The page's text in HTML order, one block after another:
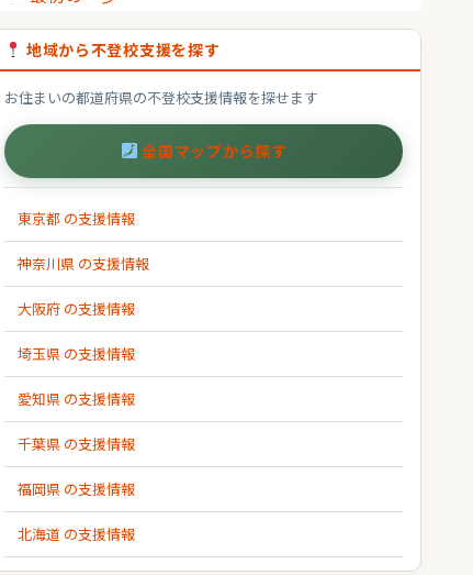
地域から不登校支援を探す
お住まいの都道府県の不登校支援情報を探せます
全国マップから探す
東京都 の支援情報
神奈川県 の支援情報
大阪府 の支援情報
埼玉県 の支援情報
愛知県 の支援情報
千葉県 の支援情報
福岡県 の支援情報
北海道 の支援情報